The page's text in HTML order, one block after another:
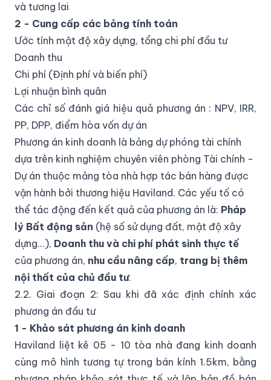
và tương lai
2 - Cung cấp các bảng tính toán
Ước tính mật độ xây dựng, tổng chi phí đầu tư
Doanh thu
Chi phí (Định phí và biến phí)
Lợi nhuận bình quân
Các chỉ số đánh giá hiệu quả phương án : NPV, IRR,
PP, DPP, điểm hòa vốn dự án
Phương án kinh doanh là bảng dự phóng tài chính
dựa trên kinh nghiệm chuyên viên phòng Tài chính -
Dự án thuộc mảng tòa nhà hợp tác bán hàng được
vận hành bởi thương hiệu Haviland. Các yếu tố có
thể tác động đến kết quả của phương án là: Pháp
lý Bất động sản (hệ số sử dụng đất, mật độ xây
dựng...), Doanh thu và chi phí phát sinh thực tế
của phương án, nhu cầu nâng cấp, trang bị thêm
nội thất của chủ đầu tư.
2.2. Giai đoạn 2: Sau khi đã xác định chính xác
phương án đầu tư
1 - Khảo sát phương án kinh doanh
Haviland liệt kê 05 - 10 tòa nhà đang kinh doanh
cùng mô hình tương tự trong bán kính 1.5km, bằng